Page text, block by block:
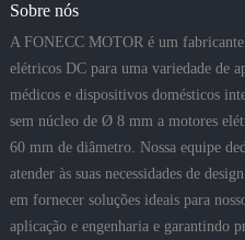
Sobre nós
A FONECC MOTOR é um
elétricos DC para uma variedade de
médicos e dispositivos domésticos
sem núcleo de Ø 8 mm a motores
60 mm de diâmetro. Nossa equipe
atender às suas necessidades de
em fornecer soluções ideais para
aplicação e engenharia e garantindo